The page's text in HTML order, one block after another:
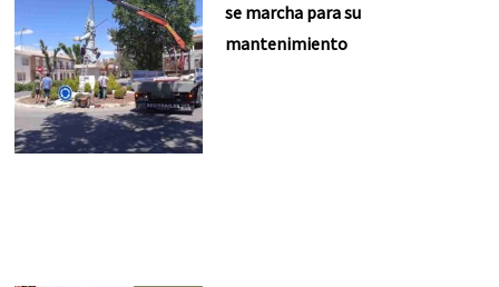
se marcha para su
mantenimiento